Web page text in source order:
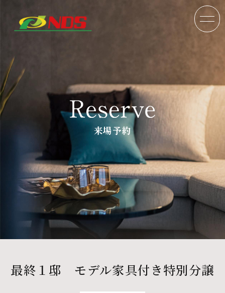
分譲戸建
分譲マンション
来場予約
最終１邸 モデル家具付き特別分譲